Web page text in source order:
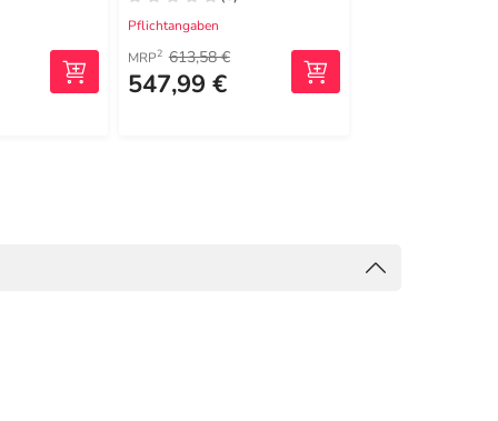
Pflichtangaben
MRP2 613,58 €
547,99 €